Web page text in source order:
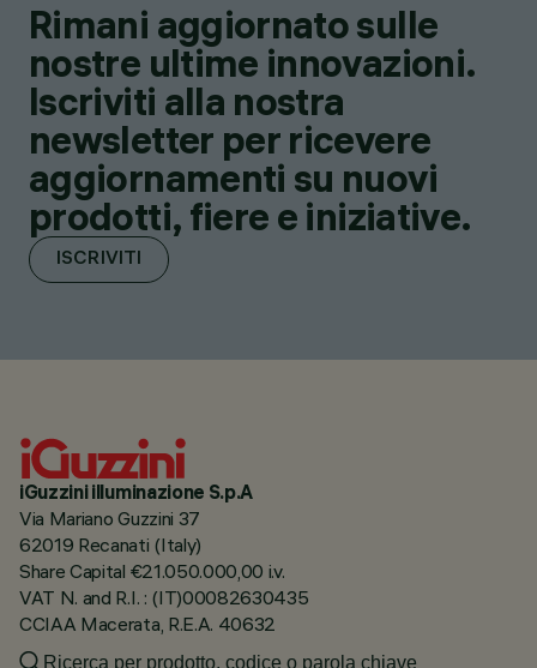
Rimani aggiornato sulle
nostre ultime innovazioni.
Iscriviti alla nostra
newsletter per ricevere
aggiornamenti su nuovi
prodotti, fiere e iniziative.
ISCRIVITI
iGuzzini illuminazione S.p.A
Via Mariano Guzzini 37
62019 Recanati (Italy)
Share Capital €21.050.000,00 i.v.
VAT N. and R.I. : (IT)00082630435
CCIAA Macerata, R.E.A. 40632